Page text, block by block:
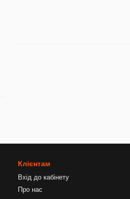
Клієнтам
Вхід до кабінету
Про нас